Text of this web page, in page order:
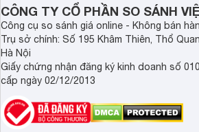
CÔNG TY CỔ PHẦN SO SÁNH
Công cụ so sánh giá online - Không bán
Trụ sở chính: Số 195 Khâm Thiên, Thổ
Hà Nội
Giấy chứng nhận đăng ký kinh doanh số
cấp ngày 02/12/2013